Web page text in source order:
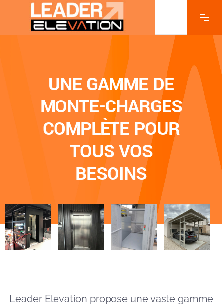
UNE GAMME DE
MONTE-CHARGES
COMPLÈTE POUR
TOUS VOS
BESOINS
Leader Elevation propose une vaste gamme